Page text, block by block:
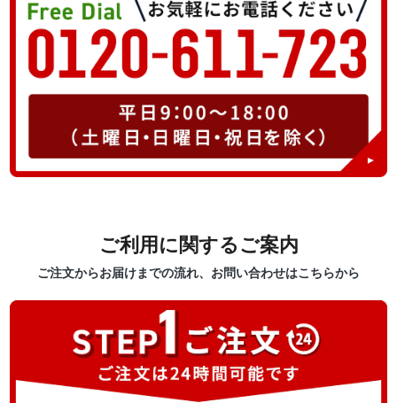
ご利用に関するご案内
ご注文からお届けまでの流れ、お問い合わせはこちらから